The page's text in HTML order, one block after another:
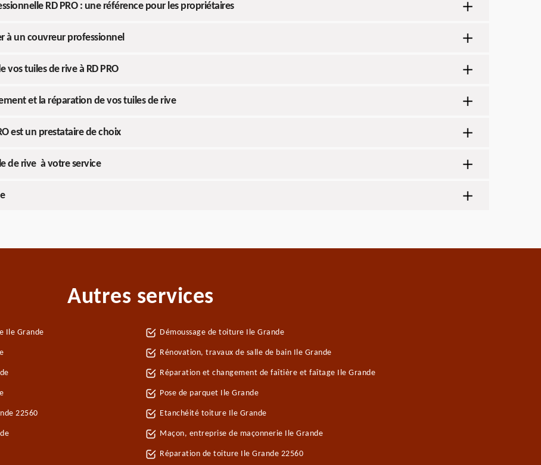
RD PRO : une référence pour les propriétaires
à un couvreur professionnel
tuiles de rive à RD PRO
et la réparation de vos tuiles de rive
est un prestataire de choix
de rive à votre service
Autres services
Ile Grande
22560
Démoussage de toiture Ile Grande
Rénovation, travaux de salle de bain Ile Grande
Réparation et changement de faîtière et faîtage Ile Grande
Pose de parquet Ile Grande
Etanchéité toiture Ile Grande
Maçon, entreprise de maçonnerie Ile Grande
Réparation de toiture Ile Grande 22560